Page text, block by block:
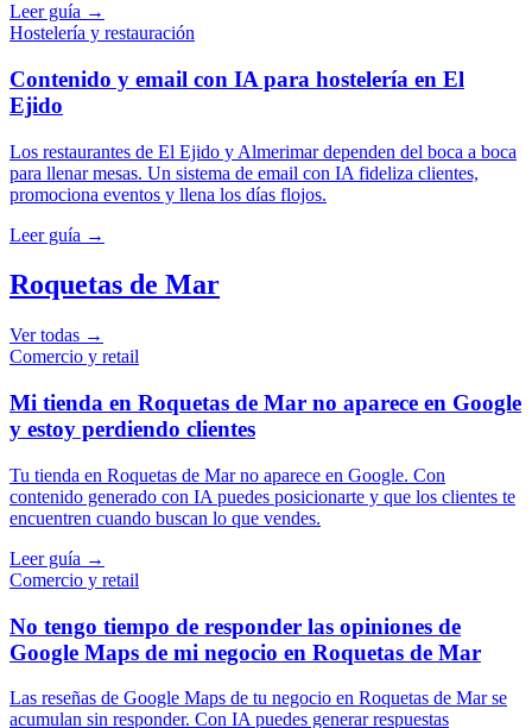
Leer guía →
Hostelería y restauración
Contenido y email con IA para hostelería en El
Ejido
Los restaurantes de El Ejido y Almerimar dependen del boca a boca
para llenar mesas. Un sistema de email con IA fideliza clientes,
promociona eventos y llena los días flojos.
Leer guía →
Roquetas de Mar
Ver todas →
Comercio y retail
Mi tienda en Roquetas de Mar no aparece en Google
y estoy perdiendo clientes
Tu tienda en Roquetas de Mar no aparece en Google. Con
contenido generado con IA puedes posicionarte y que los clientes te
encuentren cuando buscan lo que vendes.
Leer guía →
Comercio y retail
No tengo tiempo de responder las opiniones de
Google Maps de mi negocio en Roquetas de Mar
Las reseñas de Google Maps de tu negocio en Roquetas de Mar se
acumulan sin responder. Con IA puedes generar respuestas